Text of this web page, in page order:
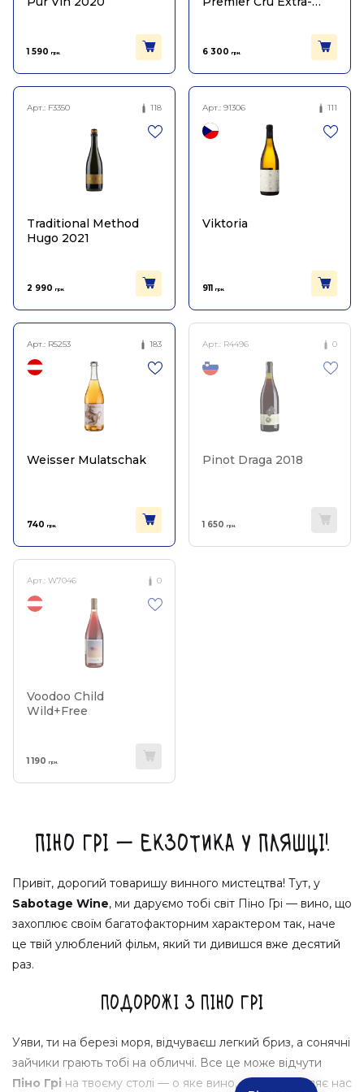
1 590 грн. 6 300 грн.
Арт.: F3350 118
Traditional Method
Hugo 2021
2 990 грн.
Арт.: 91306 111
Viktoria
911 грн.
Арт.: R5253 183
Weisser Mulatschak
740 грн.
Арт.: R4496 0
Pinot Draga 2018
1 650 грн.
Арт.: W7046 0
Voodoo Child
Wild+Free
1 190 грн.
Піно Грі — Екзотика у пляшці!
Привіт, дорогий товаришу винного мистецтва! Тут, у
Sabotage Wine, ми даруємо тобі світ Піно Грі — вино, що
захоплює своїм багатофакторним характером так, наче
це твій улюблений фільм, який ти дивишся вже десятий
раз.
Подорожі з Піно Грі
Уяви, ти на березі моря, відчуваєш легкий бриз, а сонячні
зайчики грають тобі на обличчі. Все це може відчути
Піно Грі на твоєму столі — о яке вино, яке відправляє нас